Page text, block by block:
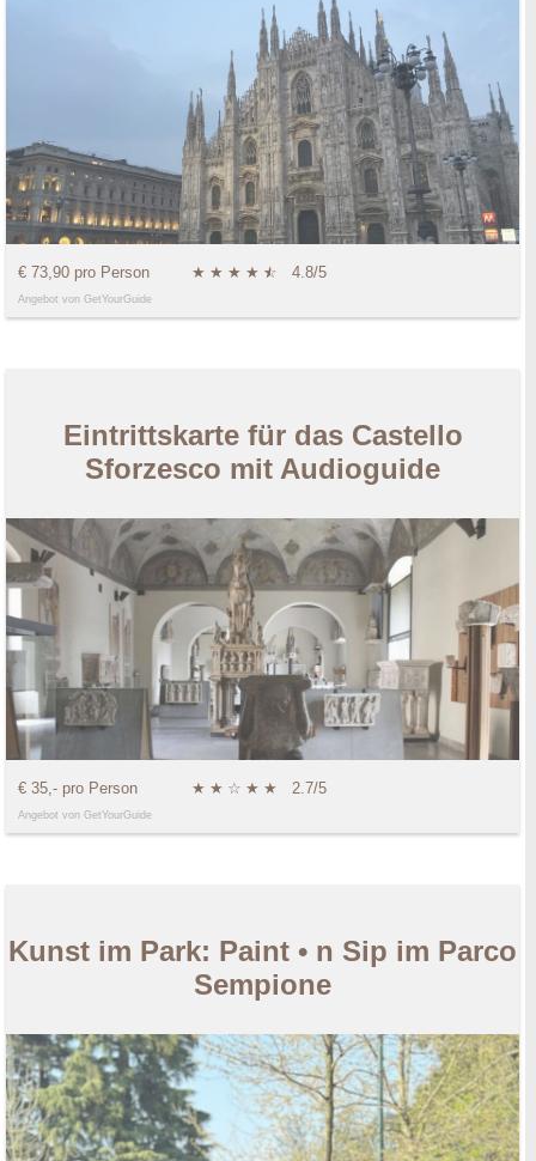
€ 73,90 pro Person ★ ★ ★ ★ ★
☆ 4.8/5
Angebot von GetYourGuide
Eintrittskarte für das Castello
Sforzesco mit Audioguide
€ 35,- pro Person ★ ★ ☆ ★ ★ 2.7/5
Angebot von GetYourGuide
Kunst im Park: Paint • n Sip im Parco
Sempione